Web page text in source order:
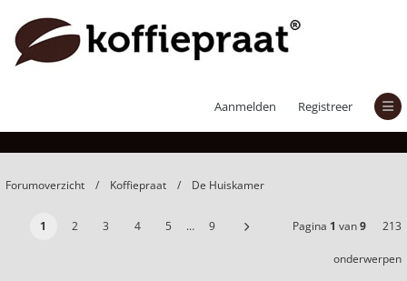
Aanmelden Registreer
Forumoverzicht Koffiepraat De Huiskamer
1 2 3 4 5 … 9 Pagina 1 van9 213
onderwerpen